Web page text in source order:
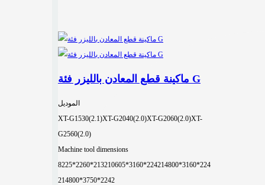
ماكينة قطع المعادن بالليزر فئة G
الموديل
XT-G1530(2.1)XT-G2040(2.0)XT-G2060(2.0)XT-
G2560(2.0)
Machine tool dimensions
8225*2260*213210605*3160*224214800*3160*224
214800*3750*2242